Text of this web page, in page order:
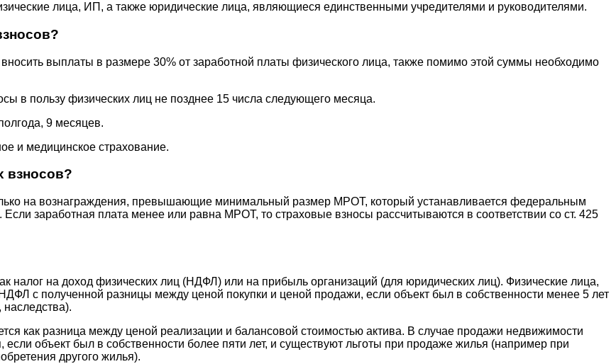
лица, ИП, а также юридические лица, являющиеся единственными учредителями и руководителями.
выплаты в размере 30% от заработной платы физического лица, также помимо этой суммы необходимо
в пользу физических лиц не позднее 15 числа следующего месяца.
9 месяцев.
и медицинское страхование.
взносов?
на вознаграждения, превышающие минимальный размер МРОТ, который устанавливается федеральным
заработная плата менее или равна МРОТ, то страховые взносы рассчитываются в соответствии со ст. 425
налог на доход физических лиц (НДФЛ) или на прибыль организаций (для юридических лиц). Физические лица,
с полученной разницы между ценой покупки и ценой продажи, если объект был в собственности менее 5 лет
наследства).
как разница между ценой реализации и балансовой стоимостью актива. В случае продажи недвижимости
объект был в собственности более пяти лет, и существуют льготы при продаже жилья (например при
другого жилья).